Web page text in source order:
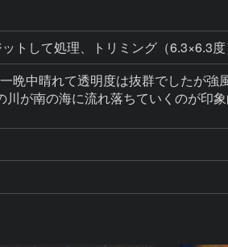
トして処理、トリミング（6.3×6.3度
晩中晴れて透明度は抜群でしたが強
が南の海に流れ落ちていくのが印